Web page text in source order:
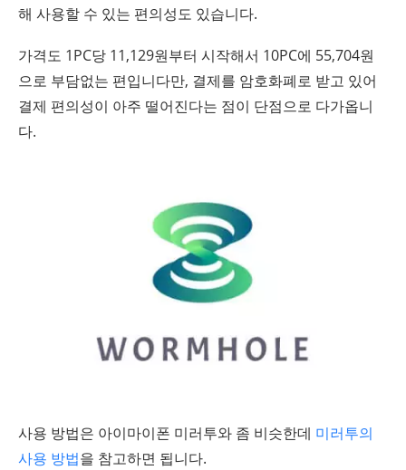
해 사용할 수 있는 편의성도 있습니다.
가격도 1PC당 11,129원부터 시작해서 10PC에 55,704원
으로 부담없는 편입니다만, 결제를 암호화폐로 받고 있어
결제 편의성이 아주 떨어진다는 점이 단점으로 다가옵니
다.
사용 방법은 아이마이폰 미러투와 좀 비슷한데 미러투의
사용 방법을 참고하면 됩니다.